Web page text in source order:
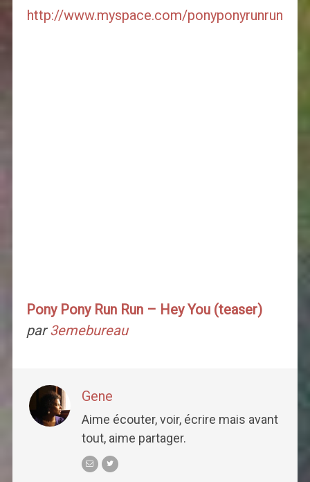
http://www.myspace.com/ponyponyrunrun
Pony Pony Run Run – Hey You (teaser)
par3emebureau
Gene
Aime écouter, voir, écrire mais avant
tout, aime partager.